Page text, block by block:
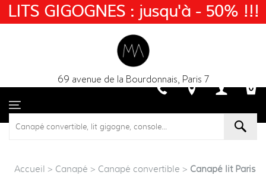
69 avenue de la Bourdonnais, Paris 7
Accueil > Canapé > Canapé convertible > Canapé lit Paris
LITS GIGOGNES : jusqu'à - 50% !!!